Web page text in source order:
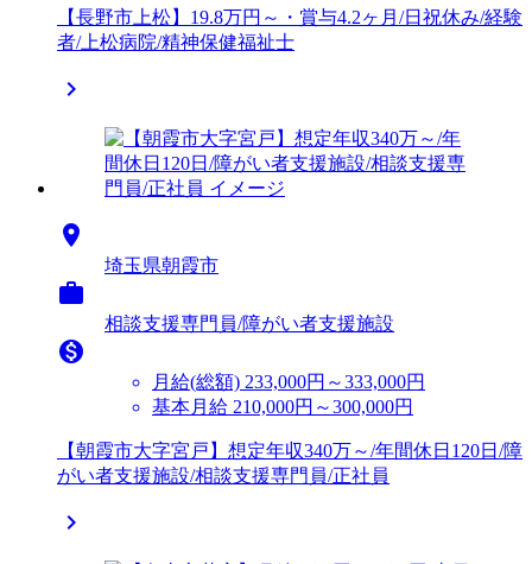
【長野市上松】19.8万円～・賞与4.2ヶ月/日祝休み/経験
者/上松病院/精神保健福祉士


埼玉県朝霞市

相談支援専門員/障がい者支援施設

月給(総額) 233,000円～333,000円
基本月給 210,000円～300,000円
【朝霞市大字宮戸】想定年収340万～/年間休日120日/障
がい者支援施設/相談支援専門員/正社員
